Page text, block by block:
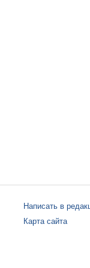
Написать в
Карта сайта